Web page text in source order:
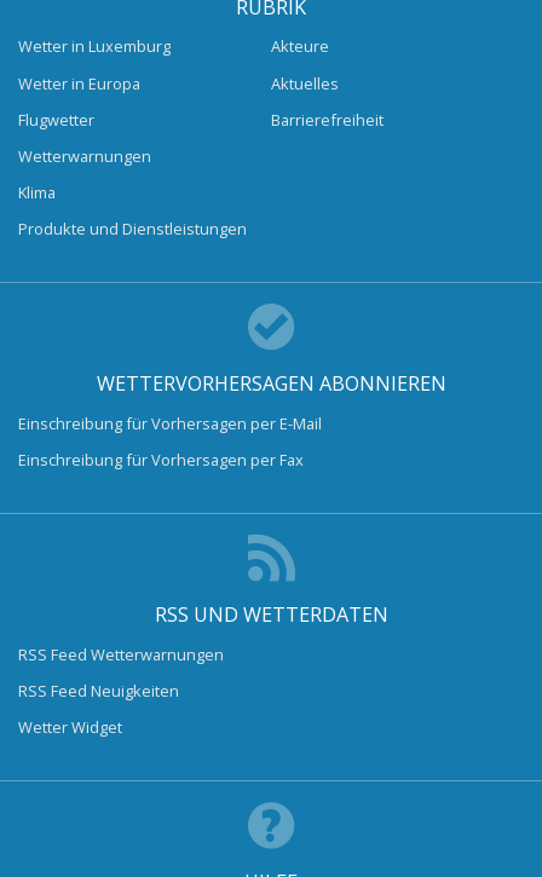
RUBRIK
Wetter in Luxemburg
Wetter in Europa
Flugwetter
Wetterwarnungen
Klima
Produkte und Dienstleistungen
Akteure
Aktuelles
Barrierefreiheit
WETTERVORHERSAGEN ABONNIEREN
Einschreibung für Vorhersagen per E-Mail
Einschreibung für Vorhersagen per Fax
RSS UND WETTERDATEN
RSS Feed Wetterwarnungen
RSS Feed Neuigkeiten
Wetter Widget